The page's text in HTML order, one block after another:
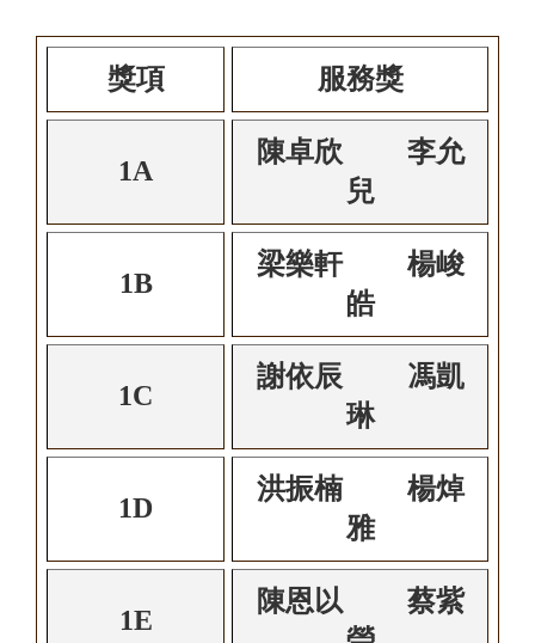
獎項 服務獎
1A
陳卓欣 李允
兒
1B
梁樂軒 楊峻
皓
1C
謝依辰 馮凱
琳
1D
洪振楠 楊焯
雅
1E
陳恩以 蔡紫